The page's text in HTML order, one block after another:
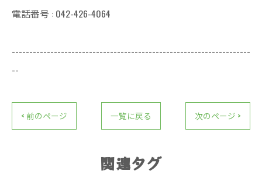
電話番号 : 042-426-4064
--------------------------------------------------------------------
--
< 前のページ 一覧に戻る 次のページ >
関連タグ